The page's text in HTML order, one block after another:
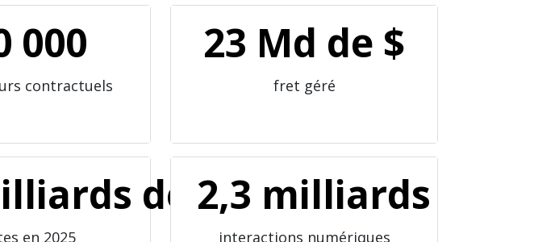
000
contractuels
23 Md de $
fret géré
de dollars
en 2025
2,3 milliards
interactions numériques